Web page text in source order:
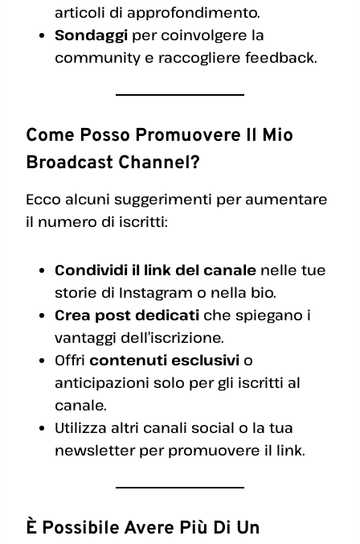
articoli di approfondimento.
Sondaggi per coinvolgere la
community e raccogliere feedback.
Come Posso Promuovere Il Mio
Broadcast Channel?
Ecco alcuni suggerimenti per aumentare
il numero di iscritti:
Condividi il link del canale nelle tue
storie di Instagram o nella bio.
Crea post dedicati che spiegano i
vantaggi dell’iscrizione.
Offri contenuti esclusivi o
anticipazioni solo per gli iscritti al
canale.
Utilizza altri canali social o la tua
newsletter per promuovere il link.
È Possibile Avere Più Di Un